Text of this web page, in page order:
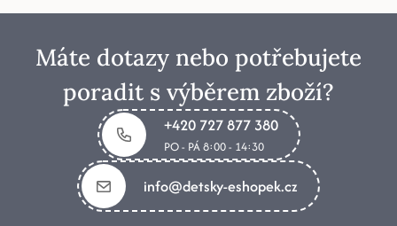
Máte dotazy nebo potřebujete
poradit s výběrem zboží?
+420 727 877 380
PO - PÁ 8:00 - 14:30
info@detsky-eshopek.cz